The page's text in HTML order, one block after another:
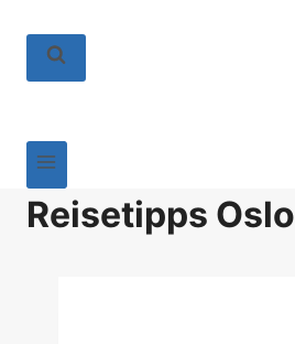
Reisetipps Oslo